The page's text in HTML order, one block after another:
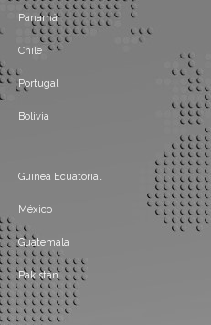
Panamá
Chile
Portugal
Bolivia
Guinea Ecuatorial
México
Guatemala
Pakistán